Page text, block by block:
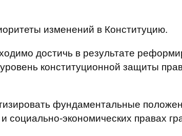
изменений в Конституцию.
достичь в результате
конституционной защиты
фундаментальные
социально-экономических правах